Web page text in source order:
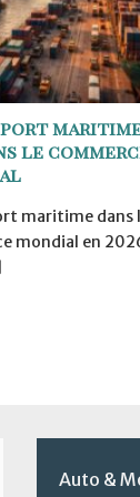
le
maritime dans
mondial en
Auto &